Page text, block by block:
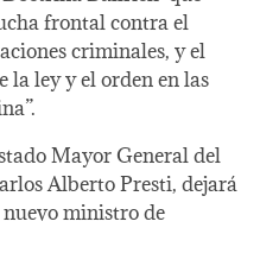
frontal contra el
criminales, y el
ley y el orden en las
Mayor General del
Alberto Presti, dejará
ministro de